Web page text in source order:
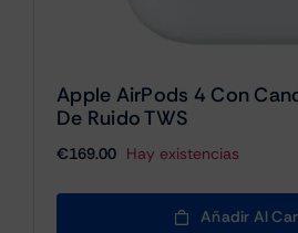
Apple AirPods 4 Con
De Ruido TWS
€169.00 Hay existencias
Añadir Al